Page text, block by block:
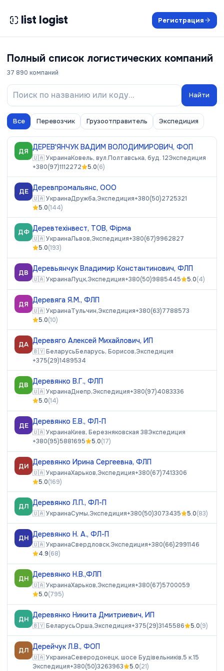
list logist Регистрация
Полный список логистических компаний
37 890 компаний
Найти
Все Перевозчик Грузоотправитель Экспедиция
ДЯ ДЕРЕВ'ЯНЧУК ВАДИМ ВОЛОДИМИРОВИЧ, ФОП
🇺🇦УкраинаКовель, вул.Полтавська, буд. 12Экспедиция
+380(97)1112272
5.0(6)
ДЕ Деревпромальянс, ООО
🇺🇦УкраинаДружба,Экспедиция+380(50)2725321
5.0(144)
ДФ Деревтехінвест, ТОВ, Фірма
🇺🇦УкраинаЛьвов,Экспедиция+380(67)9962827
5.0(193)
ДВ Деревьянчук Владимир Константинович, ФЛП
🇺🇦УкраинаЛуцк,Экспедиция+380(50)9885445 5.0(4)
ДЯ Деревяга Я.М., ФЛП
🇺🇦УкраинаТульчин,Экспедиция+380(63)7788573
5.0(10)
ДА Деревяго Алексей Михайлович, ИП
🇧🇾БеларусьБеларусь, Борисов,Экспедиция
+375(29)1489534
ДВ Деревянко В.Г., ФЛП
🇺🇦УкраинаДнепр,Экспедиция+380(97)4083336
5.0(14)
ДЕ Деревянко Е.В., ФЛ-П
🇺🇦УкраинаКиев, Березняковская 38Экспедиция
+380(95)5881695
5.0(17)
ДИ Деревянко Ирина Сергеевна, ФЛП
🇺🇦УкраинаХарьков,Экспедиция+380(67)7413306
5.0(169)
ДЛ Деревянко Л.П., ФЛ-П
🇺🇦УкраинаСумы,Экспедиция+380(50)3073435 5.0(83)
ДН Деревянко Н. А., ФЛ-П
🇺🇦УкраинаСвердловск,Экспедиция+380(66)2991146
4.9(68)
ДН Деревянко Н.В.,ФЛП
🇺🇦УкраинаХарьков,Экспедиция+380(67)5700059
5.0(795)
ДН Деревянко Никита Дмитриевич, ИП
🇧🇾БеларусьОрша,Экспедиция+375(29)3145586 5.0(9)
ДЛ Дерейчук Л.В., ФОП
🇺🇦УкраинаСеверодонецк, шосе Будівельників,5 к.15
Экспедиция+380(50)3263963 5.0(21)